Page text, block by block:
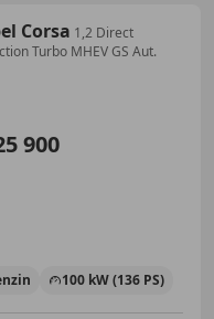
Corsa 1,2 Direct
Turbo MHEV GS Aut.
900
100 kW (136 PS)